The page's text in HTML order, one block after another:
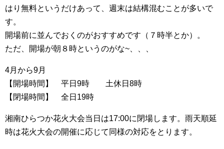
はり無料というだけあって、週末は結構混むことが多いで
す。
開場前に並んでおくのがおすすめです（７時半とか）。
ただ、開場が朝８時というのがな~、、、
4月から9月
【開場時間】 平日9時 土休日8時
【閉場時間】 全日19時
湘南ひらつか花火大会当日は17:00に閉場します。雨天順延
時は花火大会の開催に応じて同様の対応をとります。